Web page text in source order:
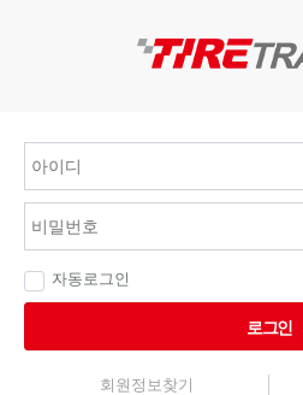
자동로그인
로그인
회원정보찾기